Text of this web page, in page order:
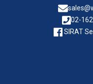
02-
SIRAT